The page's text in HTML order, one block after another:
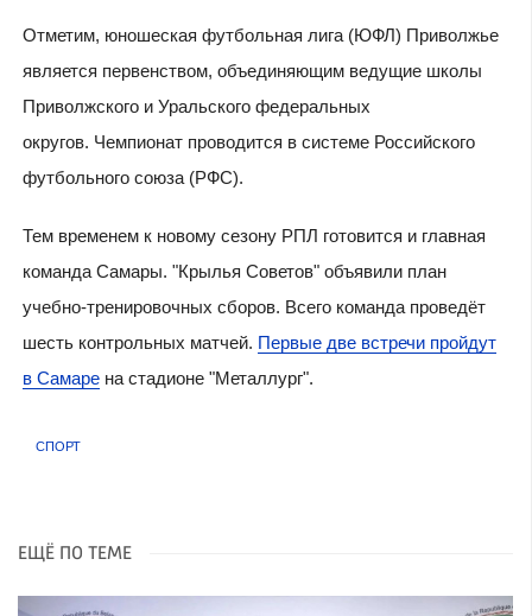
Отметим, юношеская футбольная лига (ЮФЛ) Приволжье
является первенством, объединяющим ведущие школы
Приволжского и Уральского федеральных
округов. Чемпионат проводится в системе Российского
футбольного союза (РФС).
Тем временем к новому сезону РПЛ готовится и главная
команда Самары. "Крылья Советов" объявили план
учебно-тренировочных сборов. Всего команда проведёт
шесть контрольных матчей. Первые две встречи пройдут
в Самарена стадионе "Металлург".
СПОРТ
ЕЩЁ ПО ТЕМЕ